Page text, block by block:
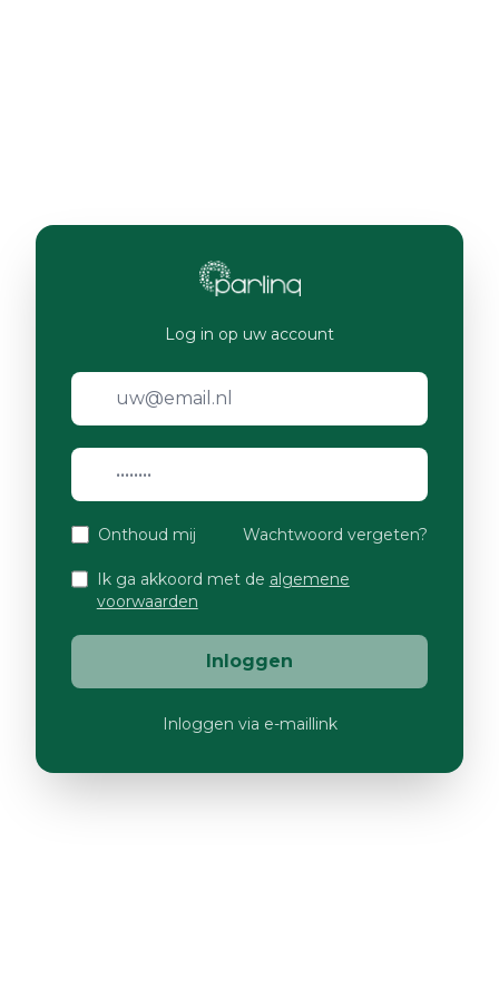
Log in op uw account
Onthoud mij Wachtwoord vergeten?
Ik ga akkoord met de algemene
voorwaarden
Inloggen
Inloggen via e-maillink